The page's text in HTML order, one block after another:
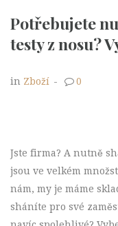
Potřebujete
testy z nosu?
in Zboží - 0
Jste firma? A nutně
jsou ve velkém
nám, my je máme
sháníte pro své